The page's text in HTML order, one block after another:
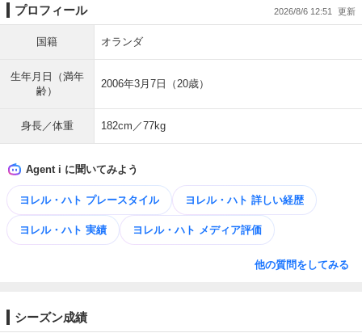
プロフィール 2026/8/6 12:51
国籍 オランダ
生年月日（満年
齢）
2006年3月7日（20歳）
身長／体重 182cm／77kg
Agent i に聞いてみよう
ヨレル・ハト プレースタイル ヨレル・ハト 詳しい経歴
ヨレル・ハト 実績 ヨレル・ハト メディア評価
他の質問をしてみる
シーズン成績